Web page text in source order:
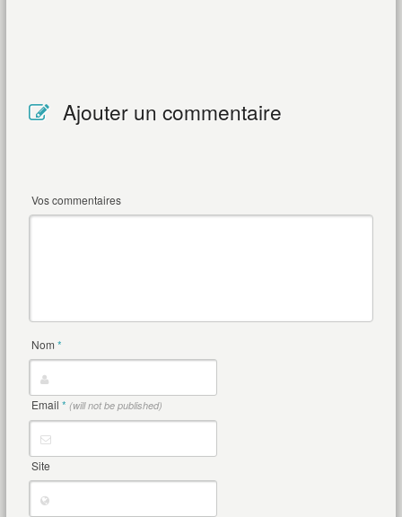
Ajouter un commentaire
Vos commentaires
Nom *
Email * (will not be published)
Site